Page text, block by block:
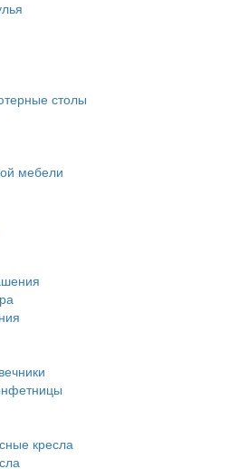
столы
мебели
кресла